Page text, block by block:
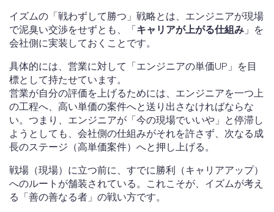
イズムの「戦わずして勝つ」戦略とは、エンジニアが現場
で泥臭い交渉をせずとも、「キャリアが上がる仕組み 」を
会社側に実装しておくことです。
具体的には、営業に対して「エンジニアの単価UP」を目
標として持たせています。
営業が自分の評価を上げるためには、エンジニアを一つ上
の工程へ、高い単価の案件へと送り出さなければならな
い。つまり、エンジニアが「今の現場でいいや」と停滞し
ようとしても、会社側の仕組みがそれを許さず、次なる成
長のステージ（高単価案件）へと押し上げる。
戦場（現場）に立つ前に、すでに勝利（キャリアアップ）
へのルートが舗装されている。これこそが、イズムが考え
る「善の善なる者」の戦い方です。